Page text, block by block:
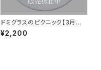
ドミグラスのピクニック【3月初
旬配送】
¥2,200